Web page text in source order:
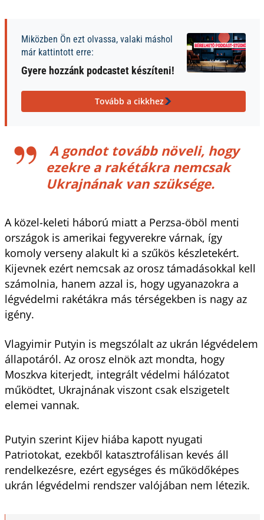
Miközben Ön ezt olvassa, valaki máshol
már kattintott erre:
Gyere hozzánk podcastet készíteni!
Tovább a cikkhez
A gondot tovább növeli, hogy
ezekre a rakétákra nemcsak
Ukrajnának van szüksége.
A közel-keleti háború miatt a Perzsa-öböl menti
országok is amerikai fegyverekre várnak, így
komoly verseny alakult ki a szűkös készletekért.
Kijevnek ezért nemcsak az orosz támadásokkal kell
számolnia, hanem azzal is, hogy ugyanazokra a
légvédelmi rakétákra más térségekben is nagy az
igény.
Vlagyimir Putyin is megszólalt az ukrán légvédelem
állapotáról. Az orosz elnök azt mondta, hogy
Moszkva kiterjedt, integrált védelmi hálózatot
működtet, Ukrajnának viszont csak elszigetelt
elemei vannak.
Putyin szerint Kijev hiába kapott nyugati
Patriotokat, ezekből katasztrofálisan kevés áll
rendelkezésre, ezért egységes és működőképes
ukrán légvédelmi rendszer valójában nem létezik.